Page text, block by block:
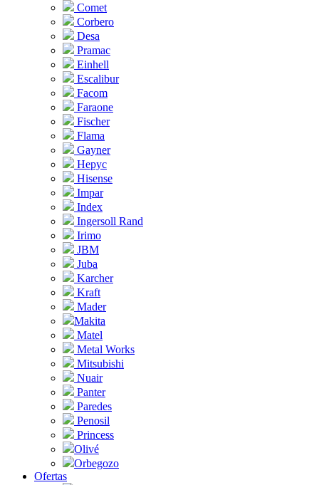
Comet
Corbero
Desa
Pramac
Einhell
Escalibur
Facom
Faraone
Fischer
Flama
Gayner
Hepyc
Hisense
Impar
Index
Ingersoll Rand
Irimo
JBM
Juba
Karcher
Kraft
Mader
Makita
Matel
Metal Works
Mitsubishi
Nuair
Panter
Paredes
Penosil
Princess
Olivé
Orbegozo
Ofertas